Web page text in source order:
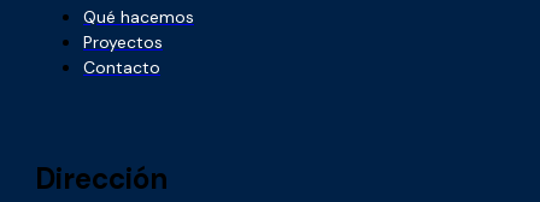
Qué hacemos
Proyectos
Contacto
Dirección